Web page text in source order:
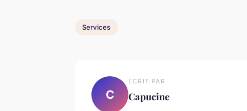
Services
C
ECRIT PAR
Capucine